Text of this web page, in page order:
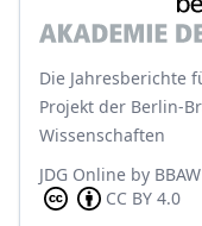
Die Jahresberichte
Projekt der Berlin-
Wissenschaften
JDG Online by
CC BY 4.0